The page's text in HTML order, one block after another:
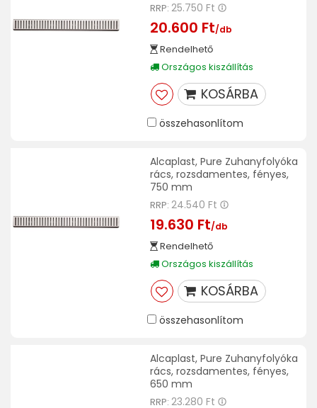
RRP: 25.750 Ft
20.600 Ft/db
Rendelhető
Országos kiszállítás
KOSÁRBA
összehasonlítom
Alcaplast, Pure Zuhanyfolyóka
rács, rozsdamentes, fényes,
750 mm
RRP: 24.540 Ft
19.630 Ft/db
Rendelhető
Országos kiszállítás
KOSÁRBA
összehasonlítom
Alcaplast, Pure Zuhanyfolyóka
rács, rozsdamentes, fényes,
650 mm
RRP: 23.280 Ft